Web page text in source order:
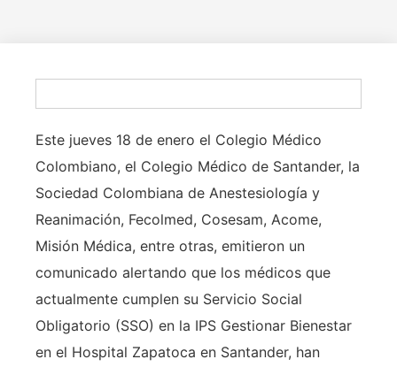
Este jueves 18 de enero el Colegio Médico
Colombiano, el Colegio Médico de Santander, la
Sociedad Colombiana de Anestesiología y
Reanimación, Fecolmed, Cosesam, Acome,
Misión Médica, entre otras, emitieron un
comunicado alertando que los médicos que
actualmente cumplen su Servicio Social
Obligatorio (SSO) en la IPS Gestionar Bienestar
en el Hospital Zapatoca en Santander, han